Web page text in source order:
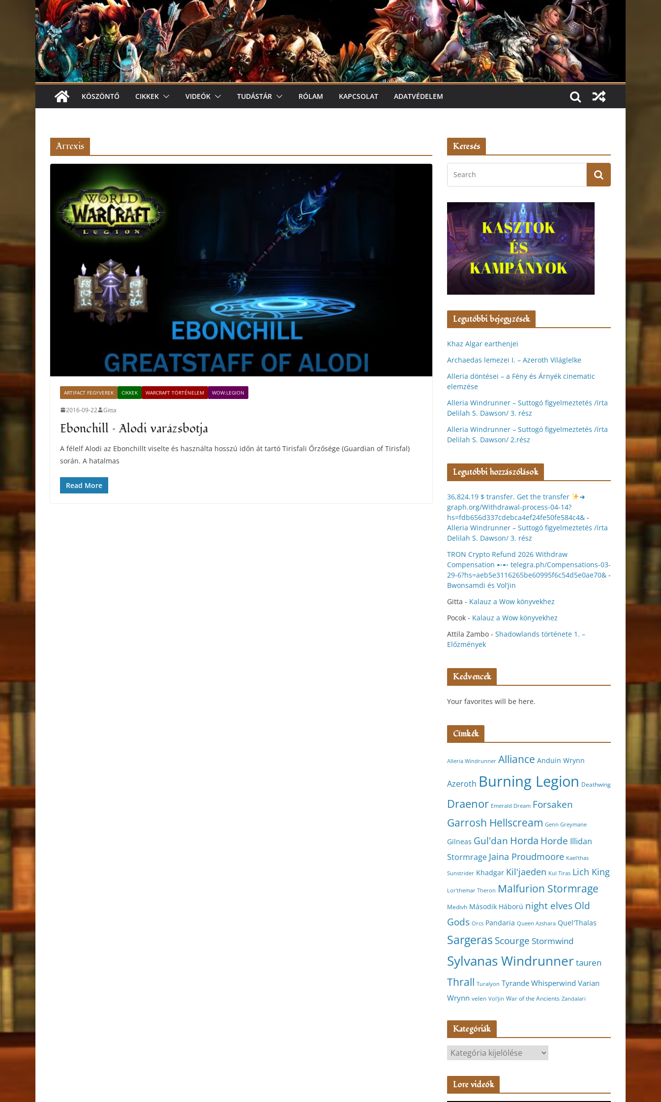
KÖSZÖNTŐ CIKKEK VIDEÓK TUDÁSTÁR RÓLAM KAPCSOLAT ADATVÉDELEM
Arrexis
ARTIFACT FEGYVEREK CIKKEK WARCRAFT TÖRTÉNELEM WOW:LEGION
2016-09-22 Gitta
Ebonchill – Alodi varázsbotja
A félelf Alodi az Ebonchillt viselte és használta hosszú időn át tartó Tirisfali Őrzősége (Guardian of Tirisfal)
során. A hatalmas
Read More
Keresés
Legutóbbi bejegyzések
Khaz Algar earthenjei
Archaedas lemezei I. – Azeroth Világlelke
Alleria döntései – a Fény és Árnyék cinematic
elemzése
Alleria Windrunner – Suttogó figyelmeztetés /írta
Delilah S. Dawson/ 3. rész
Alleria Windrunner – Suttogó figyelmeztetés /írta
Delilah S. Dawson/ 2.rész
Legutóbbi hozzászólások
36,824.19 $ transfer. Get the transfer
➜
graph.org/Withdrawal-process-04-14?
hs=fdb656d337cdebca4ef24fe50fe584c4& -
Alleria Windrunner – Suttogó figyelmeztetés /írta
Delilah S. Dawson/ 3. rész
TRON Crypto Refund 2026 Withdraw
Compensation ➸➸ telegra.ph/Compensations-03-
29-6?hs=aeb5e3116265be60995f6c54d5e0ae70& -
Bwonsamdi és Vol’jin
Gitta - Kalauz a Wow könyvekhez
Pocok - Kalauz a Wow könyvekhez
Attila Zambo - Shadowlands története 1. –
Előzmények
Kedvencek
Your favorites will be here.
Címkék
Alleria Windrunner Alliance Anduin Wrynn
Azeroth Burning Legion Deathwing
Draenor Emerald Dream Forsaken
Garrosh Hellscream Genn Greymane
Gilneas Gul'dan Horda Horde Illidan
Stormrage Jaina Proudmoore Kael'thas
Sunstrider Khadgar Kil'jaeden Kul Tiras Lich King
Lor'themar Theron Malfurion Stormrage
Medivh Második Háború night elvesOld
Gods Orcs Pandaria Queen Azshara Quel'Thalas
Sargeras Scourge Stormwind
Sylvanas Windrunnertauren
Thrall Turalyon Tyrande Whisperwind Varian
Wrynn velen Vol'jin War of the Ancients Zandalari
Kategóriák
a
t
g
Lore videók